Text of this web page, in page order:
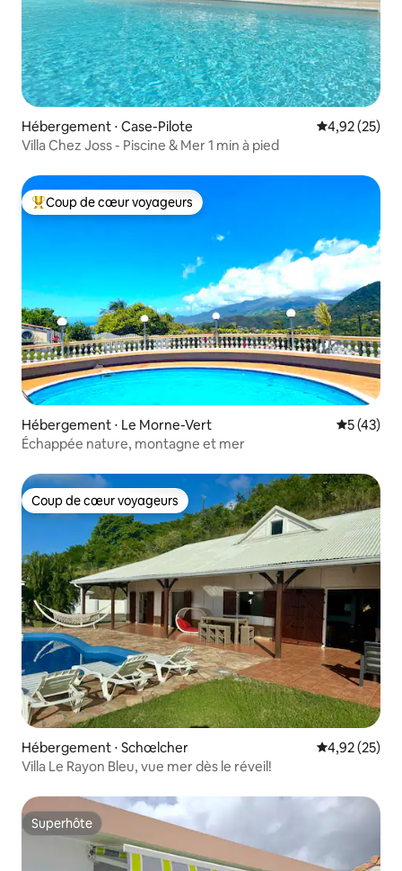
Hébergement ⋅ Case-Pilote Évaluation
4,92 (25)
Villa Chez Joss - Piscine & Mer 1 min à pied
Coups de cœur voyageurs les plus appréciés
Coup de cœur voyageurs
Hébergement ⋅ Le Morne-Vert
5 (43)
Échappée nature, montagne et mer
Coup de cœur voyageurs
Coup de cœur voyageurs
Hébergement ⋅ Schœlcher Évaluation
4,92 (25)
Villa Le Rayon Bleu, vue mer dès le réveil!
Superhôte
Superhôte